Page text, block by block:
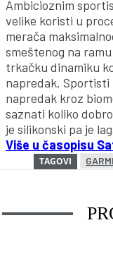
Ambicioznim
velike koristi u
merača
smeštenog na
trkačku dinamiku
napredak. Sportisti
napredak kroz
saznati koliko
je silikonski pa je
Više u časopisu
TAGOVI